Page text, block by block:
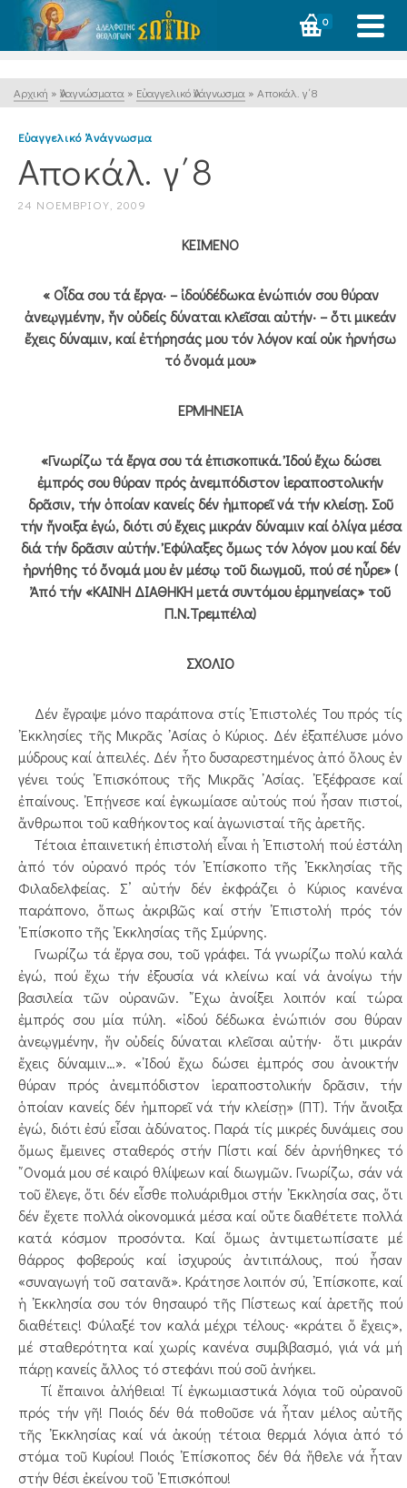
0
Αρχική » Ἀναγνώσματα » Εὐαγγελικό Ἀνάγνωσμα » Αποκάλ. γ΄8
Εὐαγγελικό Ἀνάγνωσμα
Αποκάλ. γ΄8
24 ΝΟΕΜΒΡΊΟΥ, 2009
ΚΕΙΜΕΝΟ
« Οἶδα σου τά ἔργα· – ἰδούδέδωκα ἐνώπιόν σου θύραν
ἀνεῳγμένην, ἥν οὐδείς δύναται κλεῖσαι αὐτήν· – ὅτι μικεάν
ἔχεις δύναμιν, καί ἐτήρησάς μου τόν λόγον καί οὐκ ἠρνήσω
τό ὄνομά μου»
ΕΡΜΗΝΕΙΑ
«Γνωρίζω τά ἔργα σου τά ἐπισκοπικά. Ἰδού ἔχω δώσει
ἐμπρός σου θύραν πρός ἀνεμπόδιστον ἱεραποστολικήν
δρᾶσιν, τήν ὁποίαν κανείς δέν ἠμπορεῖ νά τήν κλείσῃ. Σοῦ
τήν ἤνοιξα ἐγώ, διότι σύ ἔχεις μικράν δύναμιν καί ὀλίγα μέσα
διά τήν δρᾶσιν αὐτήν. Ἐφύλαξες ὅμως τόν λόγον μου καί δέν
ἠρνήθης τό ὄνομά μου ἐν μέσῳ τοῦ διωγμοῦ, πού σέ ηὗρε» (
Ἀπό τήν «ΚΑΙΝΗ ΔΙΑΘΗΚΗ μετά συντόμου ἑρμηνείας» τοῦ
Π.Ν.Τρεμπέλα)
ΣΧΟΛΙΟ
Δέν ἔγραψε μόνο παράπονα στίς ᾿Επιστολές Του πρός τίς
᾿Εκκλησίες τῆς Μικρᾶς ᾿Ασίας ὁ Κύριος. Δέν ἐξαπέλυσε μόνο
μύδρους καί ἀπειλές. Δέν ἦτο δυσαρεστημένος ἀπό ὅλους ἐν
γένει τούς ᾿Επισκόπους τῆς Μικρᾶς ᾿Ασίας. ᾿Εξέφρασε καί
ἐπαίνους. ᾿Επῄνεσε καί ἐγκωμίασε αὐτούς πού ἦσαν πιστοί,
ἄνθρωποι τοῦ καθήκοντος καί ἀγωνισταί τῆς ἀρετῆς.
Τέτοια ἐπαινετική ἐπιστολή εἶναι ἡ ᾿Επιστολή πού ἐστάλη
ἀπό τόν οὐρανό πρός τόν ᾿Επίσκοπο τῆς ᾿Εκκλησίας τῆς
Φιλαδελφείας. Σ’ αὐτήν δέν ἐκφράζει ὁ Κύριος κανένα
παράπονο, ὅπως ἀκριβῶς καί στήν ᾿Επιστολή πρός τόν
᾿Επίσκοπο τῆς ᾿Εκκλησίας τῆς Σμύρνης.
Γνωρίζω τά ἔργα σου, τοῦ γράφει. Τά γνωρίζω πολύ καλά
ἐγώ, πού ἔχω τήν ἐξουσία νά κλείνω καί νά ἀνοίγω τήν
βασιλεία τῶν οὐρανῶν. ῎Εχω ἀνοίξει λοιπόν καί τώρα
ἐμπρός σου μία πύλη. «ἰδού δέδωκα ἐνώπιόν σου θύραν
ἀνεῳγμένην, ἥν οὐδείς δύναται κλεῖσαι αὐτήν· ὅτι μικράν
ἔχεις δύναμιν…». «᾿Ιδού ἔχω δώσει ἐμπρός σου ἀνοικτήν
θύραν πρός ἀνεμπόδιστον ἱεραποστολικήν δρᾶσιν, τήν
ὁποίαν κανείς δέν ἠμπορεῖ νά τήν κλείσῃ» (ΠΤ). Τήν ἄνοιξα
ἐγώ, διότι ἐσύ εἶσαι ἀδύνατος. Παρά τίς μικρές δυνάμεις σου
ὅμως ἔμεινες σταθερός στήν Πίστι καί δέν ἀρνήθηκες τό
῎Ονομά μου σέ καιρό θλίψεων καί διωγμῶν. Γνωρίζω, σάν νά
τοῦ ἔλεγε, ὅτι δέν εἶσθε πολυάριθμοι στήν ᾿Εκκλησία σας, ὅτι
δέν ἔχετε πολλά οἰκονομικά μέσα καί οὔτε διαθέτετε πολλά
κατά κόσμον προσόντα. Καί ὅμως ἀντιμετωπίσατε μέ
θάρρος φοβερούς καί ἰσχυρούς ἀντιπάλους, πού ἦσαν
«συναγωγή τοῦ σατανᾶ». Κράτησε λοιπόν σύ, ᾿Επίσκοπε, καί
ἡ ᾿Εκκλησία σου τόν θησαυρό τῆς Πίστεως καί ἀρετῆς πού
διαθέτεις! Φύλαξέ τον καλά μέχρι τέλους· «κράτει ὅ ἔχεις»,
μέ σταθερότητα καί χωρίς κανένα συμβιβασμό, γιά νά μή
πάρῃ κανείς ἄλλος τό στεφάνι πού σοῦ ἀνήκει.
Τί ἔπαινοι ἀλήθεια! Τί ἐγκωμιαστικά λόγια τοῦ οὐρανοῦ
πρός τήν γῆ! Ποιός δέν θά ποθοῦσε νά ἦταν μέλος αὐτῆς
τῆς ᾿Εκκλησίας καί νά ἀκούῃ τέτοια θερμά λόγια ἀπό τό
στόμα τοῦ Κυρίου! Ποιός ᾿Επίσκοπος δέν θά ἤθελε νά ἦταν
στήν θέσι ἐκείνου τοῦ ᾿Επισκόπου!